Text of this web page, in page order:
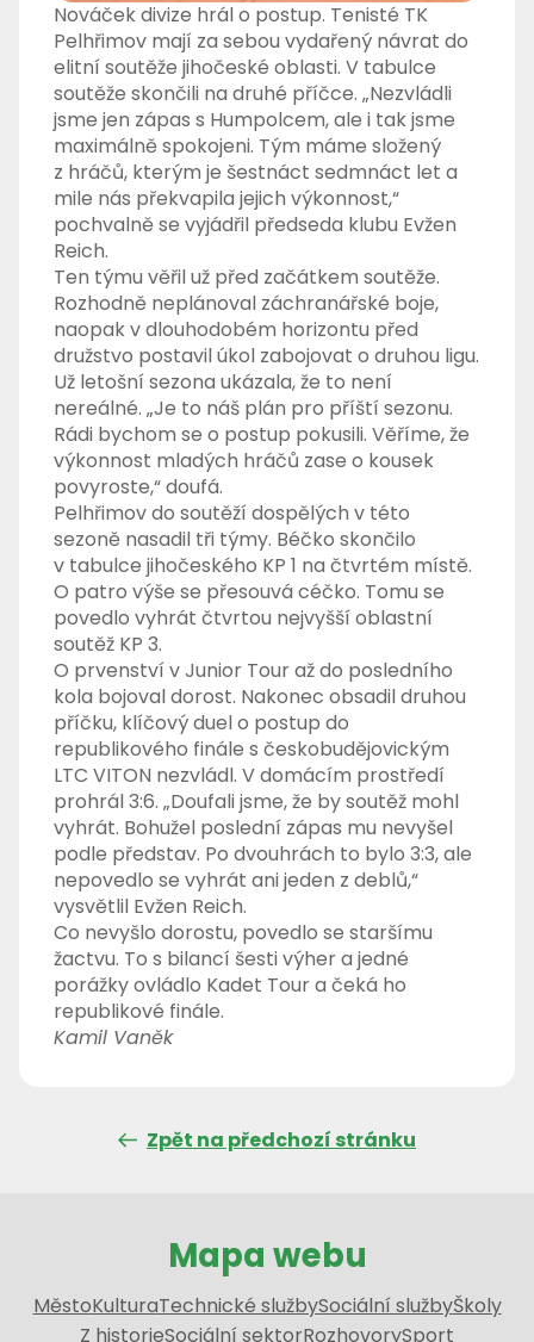
Nováček divize hrál o postup. Tenisté TK
Pelhřimov mají za sebou vydařený návrat do
elitní soutěže jihočeské oblasti. V tabulce
soutěže skončili na druhé příčce. „Nezvládli
jsme jen zápas s Humpolcem, ale i tak jsme
maximálně spokojeni. Tým máme složený
z hráčů, kterým je šestnáct sedmnáct let a
mile nás překvapila jejich výkonnost,“
pochvalně se vyjádřil předseda klubu Evžen
Reich.
Ten týmu věřil už před začátkem soutěže.
Rozhodně neplánoval záchranářské boje,
naopak v dlouhodobém horizontu před
družstvo postavil úkol zabojovat o druhou ligu.
Už letošní sezona ukázala, že to není
nereálné. „Je to náš plán pro příští sezonu.
Rádi bychom se o postup pokusili. Věříme, že
výkonnost mladých hráčů zase o kousek
povyroste,“ doufá.
Pelhřimov do soutěží dospělých v této
sezoně nasadil tři týmy. Béčko skončilo
v tabulce jihočeského KP 1 na čtvrtém místě.
O patro výše se přesouvá céčko. Tomu se
povedlo vyhrát čtvrtou nejvyšší oblastní
soutěž KP 3.
O prvenství v Junior Tour až do posledního
kola bojoval dorost. Nakonec obsadil druhou
příčku, klíčový duel o postup do
republikového finále s českobudějovickým
LTC VITON nezvládl. V domácím prostředí
prohrál 3:6. „Doufali jsme, že by soutěž mohl
vyhrát. Bohužel poslední zápas mu nevyšel
podle představ. Po dvouhrách to bylo 3:3, ale
nepovedlo se vyhrát ani jeden z deblů,“
vysvětlil Evžen Reich.
Co nevyšlo dorostu, povedlo se staršímu
žactvu. To s bilancí šesti výher a jedné
porážky ovládlo Kadet Tour a čeká ho
republikové finále.
Kamil Vaněk
Zpět na předchozí stránku
Mapa webu
MěstoKulturaTechnické službySociální službyŠkoly
Z historieSociální sektorRozhovorySport